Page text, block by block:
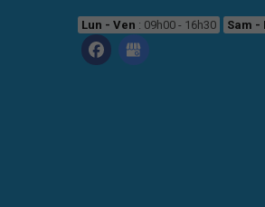
Lun - Ven : 09h00 - 16h30 Sam -